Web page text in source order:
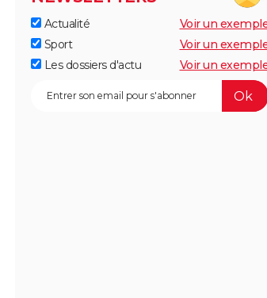
Actualité
Voir un
Sport
Voir un
Les dossiers d'actu
Voir un